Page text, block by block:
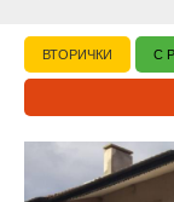
ВТОРИЧКИ С